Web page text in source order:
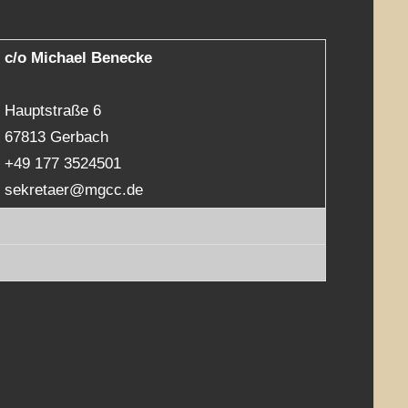
c/o Michael Benecke
Hauptstraße 6
67813 Gerbach
+49 177 3524501
sekretaer@mgcc.de